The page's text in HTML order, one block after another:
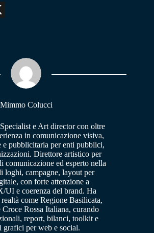
Mimmo Colucci
e Art director con oltre
in comunicazione visiva,
e pubblicitaria per enti pubblici,
Direttore artistico per
comunicazione ed esperto nella
loghi, campagne, layout per
con forte attenzione a
UI e coerenza del brand. Ha
come Regione Basilicata,
Rossa Italiana, curando
report, bilanci, toolkit e
grafici per web e social.